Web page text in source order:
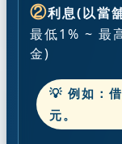
②利息(以當
最低1% ~ 最
金)
💡 例如：
元。